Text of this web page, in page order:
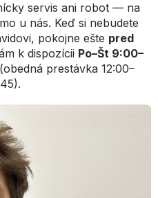
servis ani robot — na
u nás. Keď si nebudete
pokojne ešte pred
k dispozícii Po–Št 9:00–
prestávka 12:00–